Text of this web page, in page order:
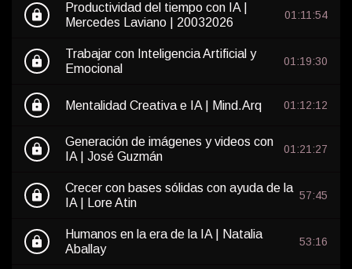
lock
Productividad del tiempo con IA |
Mercedes Laviano | 20032026
01:11:54
lock
Trabajar con Inteligencia Artificial y
Emocional
01:19:30
lock Mentalidad Creativa e IA | Mind.Arq 01:12:12
lock
Generación de imágenes y videos con
IA | José Guzmán
01:21:27
lock
Crecer con bases sólidas con ayuda de la
IA | Lore Atin
57:45
lock
Humanos en la era de la IA | Natalia
Aballay
53:16